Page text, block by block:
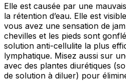
Elle est causée par une
la rétention d’eau. Elle est
vous avez une sensation de
chevilles et les pieds sont
solution anti-cellulite la plus
lymphatique. Misez aussi sur
avec des plantes diurétiques
de solution à diluer) pour